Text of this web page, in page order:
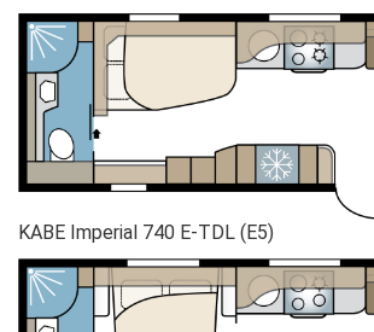
KABE Imperial 740 E-TDL (E5)